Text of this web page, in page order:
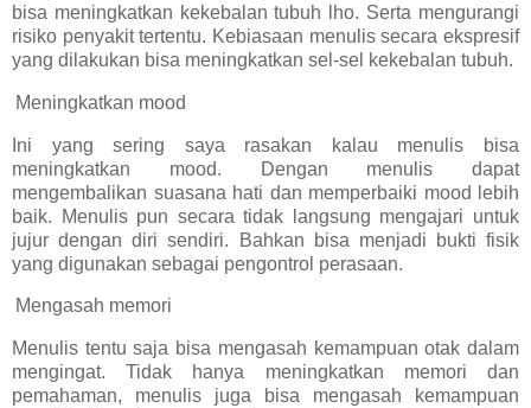
bisa meningkatkan kekebalan tubuh lho. Serta mengurangi
risiko penyakit tertentu. Kebiasaan menulis secara ekspresif
yang dilakukan bisa meningkatkan sel-sel kekebalan tubuh.
Meningkatkan mood
Ini yang sering saya rasakan kalau menulis bisa
meningkatkan mood. Dengan menulis dapat
mengembalikan suasana hati dan memperbaiki mood lebih
baik. Menulis pun secara tidak langsung mengajari untuk
jujur dengan diri sendiri. Bahkan bisa menjadi bukti fisik
yang digunakan sebagai pengontrol perasaan.
Mengasah memori
Menulis tentu saja bisa mengasah kemampuan otak dalam
mengingat. Tidak hanya meningkatkan memori dan
pemahaman, menulis juga bisa mengasah kemampuan